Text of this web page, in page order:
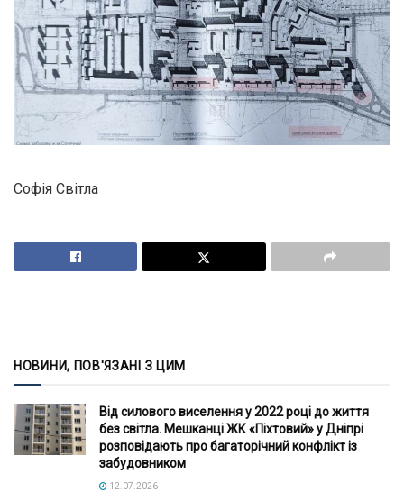
Софія Світла
НОВИНИ, ПОВ'ЯЗАНІ З ЦИМ
Від силового виселення у 2022 році до життя
без світла. Мешканці ЖК «Піхтовий» у Дніпрі
розповідають про багаторічний конфлікт із
забудовником
12.07.2026